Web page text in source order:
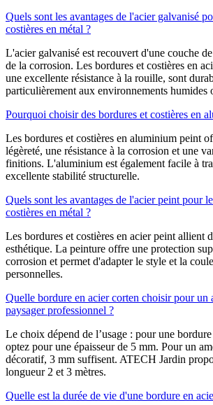
Quels sont les avantages de l'acier galvanisé
costières en métal ?
L'acier galvanisé est recouvert d'une couche
de la corrosion. Les bordures et costières en
une excellente résistance à la rouille, sont
particulièrement aux environnements humides
Pourquoi choisir des bordures et costières en
Les bordures et costières en aluminium peint
légèreté, une résistance à la corrosion et une
finitions. L'aluminium est également facile à
excellente stabilité structurelle.
Quels sont les avantages de l'acier peint pour
costières en métal ?
Les bordures et costières en acier peint allient
esthétique. La peinture offre une protection
corrosion et permet d'adapter le style et la
personnelles.
Quelle bordure en acier corten choisir pour un
paysager professionnel ?
Le choix dépend de l’usage : pour une
optez pour une épaisseur de 5 mm. Pour un
décoratif, 3 mm suffisent. ATECH Jardin
longueur 2 et 3 mètres.
Quelle est la durée de vie d'une bordure en